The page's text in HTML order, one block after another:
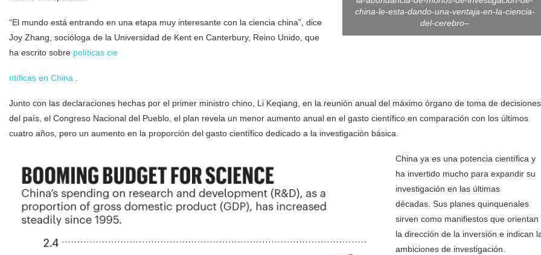
china-le-esta-dando-una-ventaja-en-la-ciencia-
del-cerebro–
“El mundo está entrando en una etapa muy interesante con la ciencia china”, dice
Joy Zhang, socióloga de la Universidad de Kent en Canterbury, Reino Unido, que
ha escrito sobre políticas cie
ntíficas en China
Junto con las declaraciones hechas por el primer ministro chino, Li Keqiang, en la reunión anual del máximo órgano de toma de decisiones
del país, el Congreso Nacional del Pueblo, el plan revela un menor aumento anual en el gasto científico en comparación con los últimos
cuatro años, pero un aumento en la proporción del gasto científico dedicado a la investigación básica.
China ya es una potencia científica y
ha invertido mucho para expandir su
investigación en las últimas
décadas. Sus planes quinquenales
sirven como manifiestos que orientan
la dirección de la inversión e indican
ambiciones de investigación.